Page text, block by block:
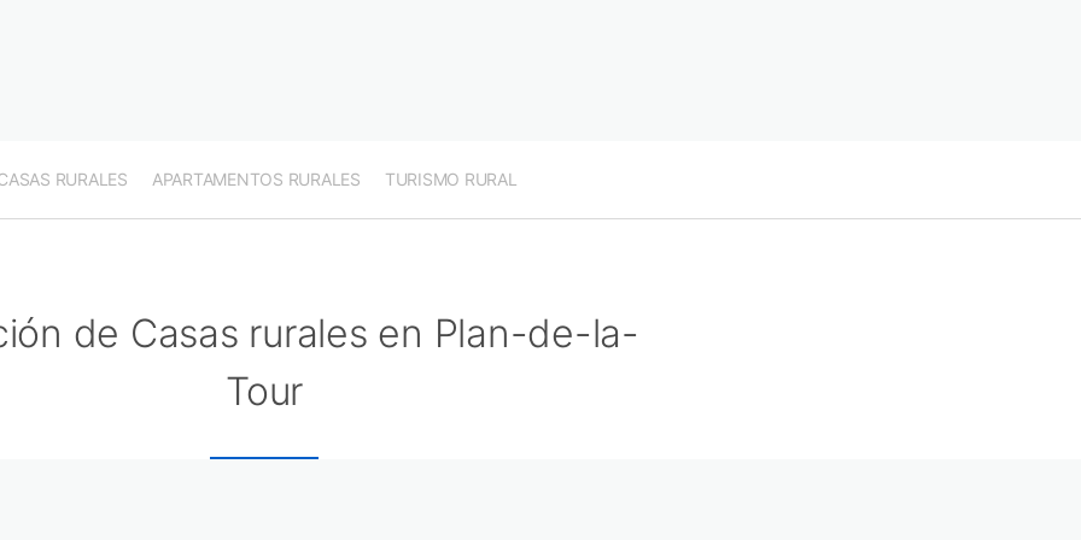
RURALES APARTAMENTOS RURALES TURISMO RURAL
de Casas rurales en Plan-de-la-
Tour